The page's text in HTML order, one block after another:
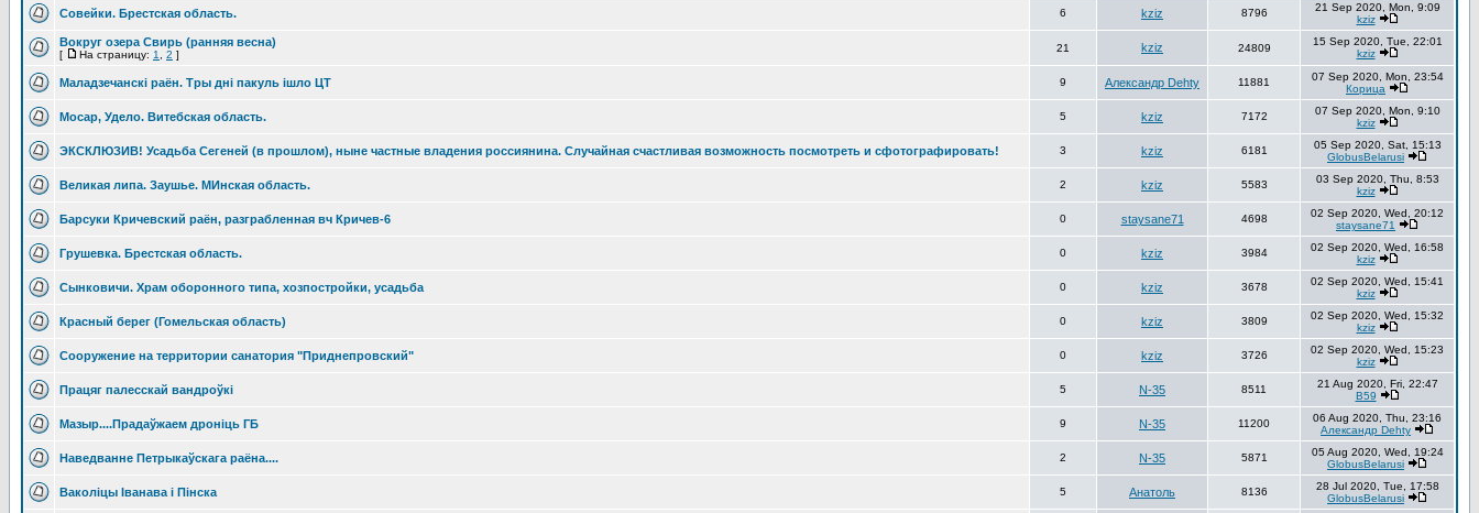
Совейки. Брестская область. 6 kziz 8796
21 Sep 2020, Mon, 9:09
kziz
Вокруг озера Свирь (ранняя весна)
[ На страницу: 1 2 ]
21 kziz 24809
15 Sep 2020, Tue, 22:01
kziz
Маладзечанскі раён. Тры дні пакуль ішло ЦТ 9 Александр Dehty 11881
07 Sep 2020, Mon, 23:54
Корица
Мосар, Удело. Витебская область. 5 kziz 7172
07 Sep 2020, Mon, 9:10
kziz
ЭКСКЛЮЗИВ! Усадьба Сегеней (в прошлом), ныне частные владения россиянина. Случайная счастливая возможность посмотреть и сфотографировать! 3 kziz 6181
05 Sep 2020, Sat, 15:13
GlobusBelarusi
Великая липа. Заушье. МИнская область. 2 kziz 5583
03 Sep 2020, Thu, 8:53
kziz
Барсуки Кричевский раён, разграбленная вч Кричев-6 0 staysane71 4698
02 Sep 2020, Wed, 20:12
staysane71
Грушевка. Брестская область. 0 kziz 3984
02 Sep 2020, Wed, 16:58
kziz
Сынковичи. Храм оборонного типа, хозпостройки, усадьба 0 kziz 3678
02 Sep 2020, Wed, 15:41
kziz
Красный берег (Гомельская область) 0 kziz 3809
02 Sep 2020, Wed, 15:32
kziz
Сооружение на территории санатория "Приднепровский" 0 kziz 3726
02 Sep 2020, Wed, 15:23
kziz
Працяг палесскай вандроўкі 5 N-35 8511
21 Aug 2020, Fri, 22:47
В59
Мазыр....Прадаўжаем дроніць ГБ 9 N-35 11200
06 Aug 2020, Thu, 23:16
Александр Dehty
Наведванне Петрыкаўскага раёна.... 2 N-35 5871
05 Aug 2020, Wed, 19:24
GlobusBelarusi
Ваколіцы Іванава і Пінска 5 Анатоль 8136
28 Jul 2020, Tue, 17:58
GlobusBelarusi